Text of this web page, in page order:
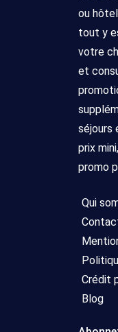
ou
tout y
votre
et
séjours
prix
promo
Qui
Crédit
Blog